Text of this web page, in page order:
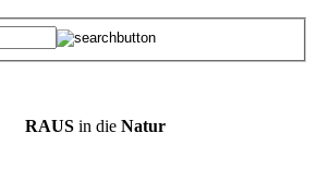
RAUSin die Natur